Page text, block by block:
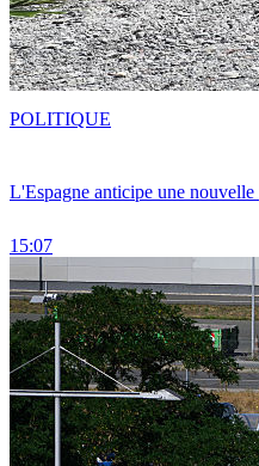
L'Espagne anticipe une nouvelle
15:07
POLITIQUE